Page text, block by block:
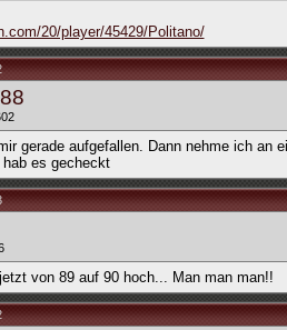
20/player/45429/Politano/
gerade aufgefallen. Dann nehme ich an
es gecheckt
von 89 auf 90 hoch... Man man man!!